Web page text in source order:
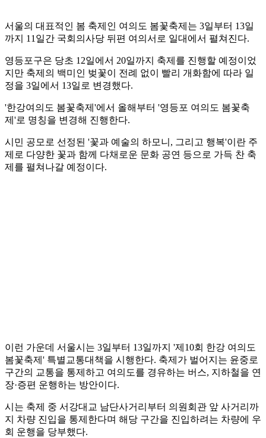
서울의 대표적인 봄 축제인 여의도 봄꽃축제는 3일부터 13일
까지 11일간 국회의사당 뒤편 여의서로 일대에서 펼쳐진다.
영등포구은 당초 12일에서 20일까지 축제를 진행할 예정이었
지만 축제의 백미인 벚꽃이 전례 없이 빨리 개화함에 따라 일
정을 3일에서 13일로 변경했다.
'한강여의도 봄꽃축제'에서 올해부터 '영등포 여의도 봄꽃축
제'로 명칭을 변경해 진행한다.
시민 공모로 선정된 '꽃과 예술의 하모니, 그리고 행복'이란 주
제로 다양한 꽃과 함께 다채로운 문화 공연 등으로 가득 찬 축
제를 펼쳐나갈 예정이다.
이런 가운데 서울시는 3일부터 13일까지 '제10회 한강 여의도
봄꽃축제' 특별교통대책을 시행한다. 축제가 벌어지는 윤중로
구간의 교통을 통제하고 여의도를 경유하는 버스, 지하철을 연
장·증편 운행하는 방안이다.
시는 축제 중 서강대교 남단사거리부터 의원회관 앞 사거리까
지 차량 진입을 통제한다며 해당 구간을 진입하려는 차량에 우
회 운행을 당부했다.